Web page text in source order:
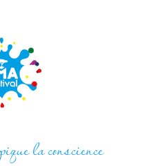
la conscience